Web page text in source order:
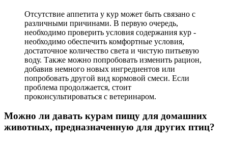
Отсутствие аппетита у кур может быть связано с
различными причинами. В первую очередь,
необходимо проверить условия содержания кур -
необходимо обеспечить комфортные условия,
достаточное количество света и чистую питьевую
воду. Также можно попробовать изменить рацион,
добавив немного новых ингредиентов или
попробовать другой вид кормовой смеси. Если
проблема продолжается, стоит
проконсультироваться с ветеринаром.
Можно ли давать курам пищу для домашних
животных, предназначенную для других птиц?